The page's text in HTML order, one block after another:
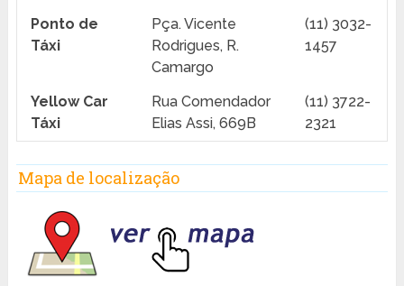
Ponto de
Táxi
Pça. Vicente
Rodrigues, R.
Camargo
(11) 3032-
1457
Yellow Car
Táxi
Rua Comendador
Elias Assi, 669B
(11) 3722-
2321
Mapa de localização